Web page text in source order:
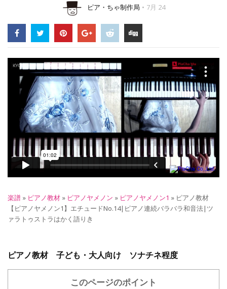
ピア・ちゃ制作局 7月 24
楽譜 » ピアノ教材 » ピアノヤメノン » ピアノヤメノン1 » ピアノ教材
【ピアノヤメノン1】エチュードNo.14|ピアノ連続バラバラ和音法|ツ
ァラトゥストラはかく語りき
ピアノ教材 子ども・大人向け ソナチネ程度
このページのポイント